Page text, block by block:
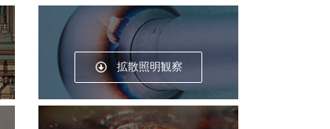
拡散照明観察